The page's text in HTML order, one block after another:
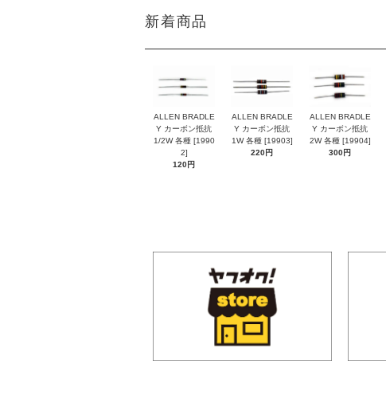
新着商品
ALLEN BRADLE
Y カーボン抵抗
1/2W 各種 [1990
2]
120円
ALLEN BRADLE
Y カーボン抵抗
1W 各種 [19903]
220円
ALLEN BRADLE
Y カーボン抵抗
2W 各種 [19904]
300円